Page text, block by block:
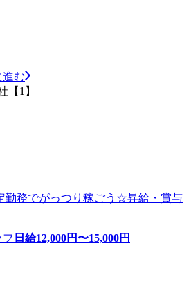
進む
【1】
勤務でがっつり稼ごう☆昇給・賞与
日給12,000円〜15,000円